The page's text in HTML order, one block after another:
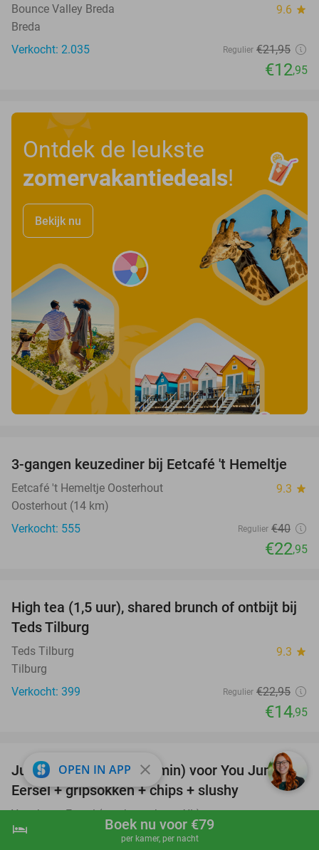
shopping_cart Boek nu
hotel Boek nu voor €79
per kamer, per nacht
Bounce Valley Breda 9.6 star
Breda
Verkocht: 2.035
Regulier €21,95
€12,95
Ontdek de leukste
zomervakantiedeals!
Bekijk nu
43%
3-gangen keuzediner bij Eetcafé 't Hemeltje
Eetcafé 't Hemeltje Oosterhout 9.3 star
Oosterhout (14 km)
Verkocht: 555
Regulier €40
€22,95
35%
High tea (1,5 uur), shared brunch of ontbijt bij
Teds Tilburg
Teds Tilburg 9.3 star
Tilburg
Verkocht: 399
Regulier €22,95
€14,95
61%
Jump ticket (90 of 120 min) voor You Jump
Eersel + gripsokken + chips + slushy
You Jump Eersel (voorheen Jump XL) 9.8star
Eersel
OPEN IN APP close